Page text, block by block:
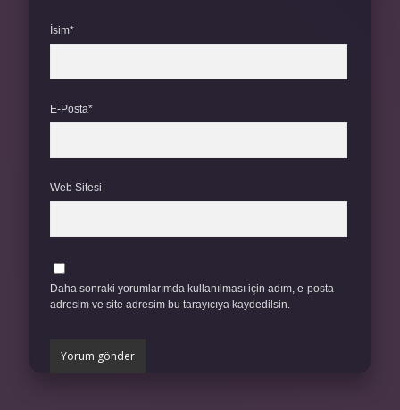
İsim*
E-Posta*
Web Sitesi
Daha sonraki yorumlarımda kullanılması için adım, e-posta
adresim ve site adresim bu tarayıcıya kaydedilsin.